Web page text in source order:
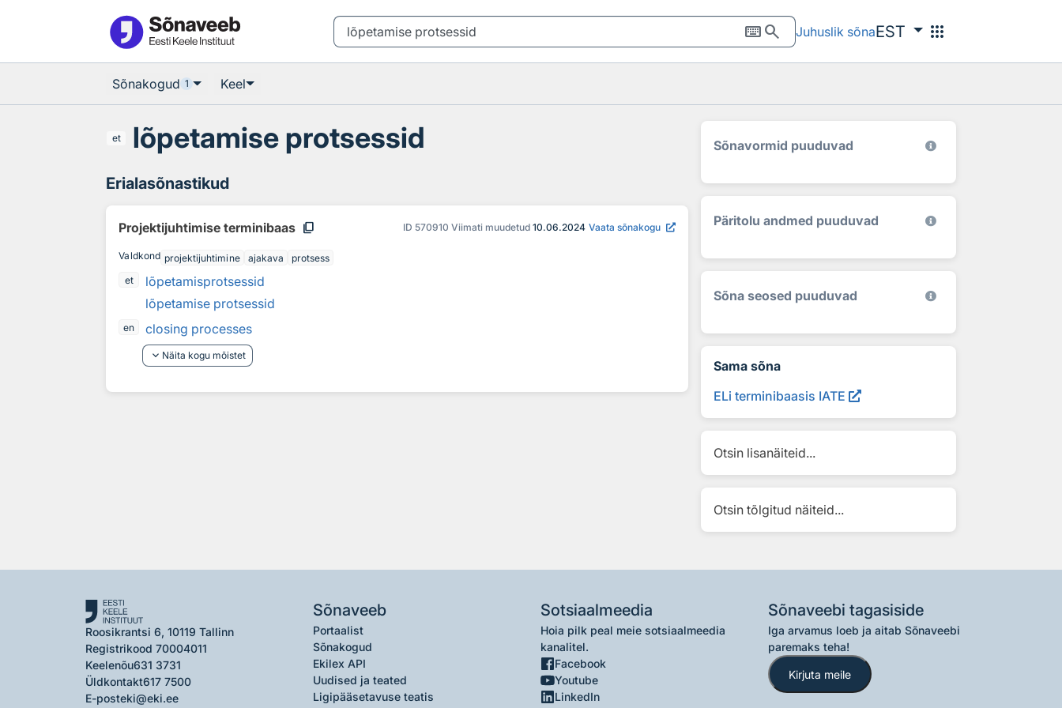
keyboardsearch Juhuslik sõnaEST apps
Sõnakogud 1 Keel
et lõpetamise protsessid
Erialasõnastikud
Projektijuhtimise terminibaas content_copy ID 570910 Viimati muudetud 10.06.2024 Vaata sõnakogu
Valdkond projektijuhtimine ajakava
protsess
et
lõpetamisprotsessid
lõpetamise protsessid
en
closing processes
keyboard_arrow_down Näita kogu mõistet
Sõnavormid puuduvad
Päritolu andmed puuduvad
Sõna seosed puuduvad
Sama sõna
ELi terminibaasis IATE
Otsin lisanäiteid...
Otsin tõlgitud näiteid...
Roosikrantsi 6, 10119 Tallinn
Registrikood 70004011
Keelenõu631 3731
Üldkontakt617 7500
E-posteki@eki.ee
Sõnaveeb
Portaalist
Sõnakogud
Ekilex API
Uudised ja teated
Ligipääsetavuse teatis
Sotsiaalmeedia
Hoia pilk peal meie sotsiaalmeedia
kanalitel.
Facebook
Youtube
LinkedIn
Sõnaveebi tagasiside
Iga arvamus loeb ja aitab Sõnaveebi
paremaks teha!
Kirjuta meile